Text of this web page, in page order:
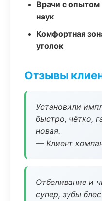
Врачи с опытом
наук
Комфортная
уголок
Отзывы
Установили
быстро, чётко,
новая.
— Клиент
Отбеливание и
супер, зубы